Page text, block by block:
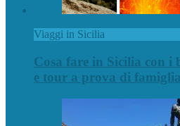
Viaggi in Sicilia
Cosa fare in Sicilia con
e tour a prova di famiglia